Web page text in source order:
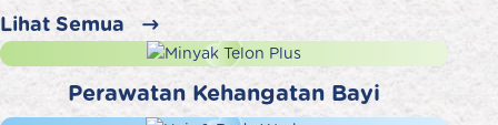
Lihat Semua
Perawatan Kehangatan Bayi